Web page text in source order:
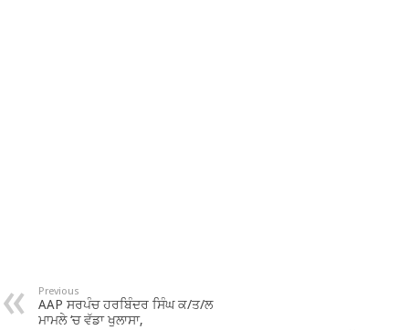
Previous
AAP ਸਰਪੰਚ ਹਰਬਿੰਦਰ ਸਿੰਘ ਕ/ਤ/ਲ
ਮਾਮਲੇ ‘ਚ ਵੱਡਾ ਖੁਲਾਸਾ,